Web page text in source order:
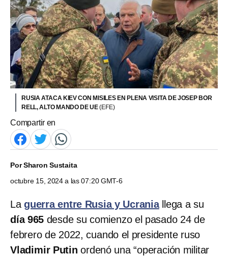
RUSIA ATACA KIEV CON MISILES EN PLENA VISITA DE JOSEP BOR
RELL, ALTO MANDO DE UE(EFE)
Compartir en
PorSharon Sustaita
octubre 15, 2024 a las 07:20 GMT-6
La guerra entre Rusia y Ucraniallega a su
día 965 desde su comienzo el pasado 24 de
febrero de 2022, cuando el presidente ruso
Vladimir Putinordenó una “operación militar